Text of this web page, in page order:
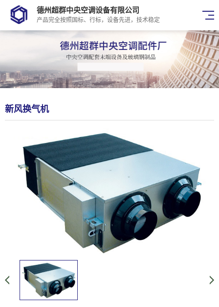
德州超群中央空调设备有限公司
产品完全按照国标、行标，设备先进，技术稳定
新风换气机